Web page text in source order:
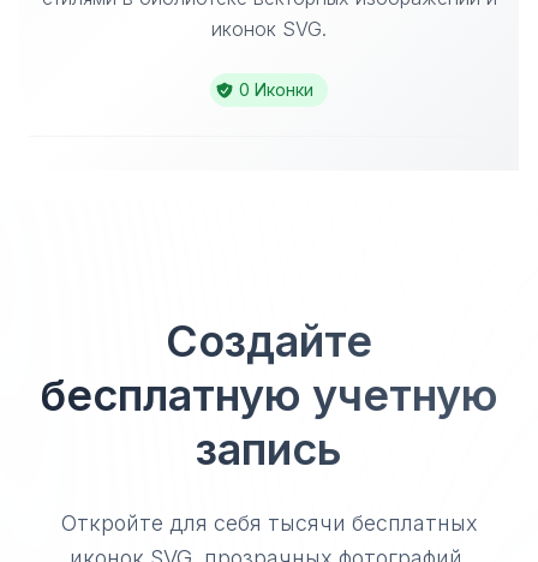
иконок SVG.
0 Иконки
Создайте
бесплатную учетную
запись
Откройте для себя тысячи бесплатных